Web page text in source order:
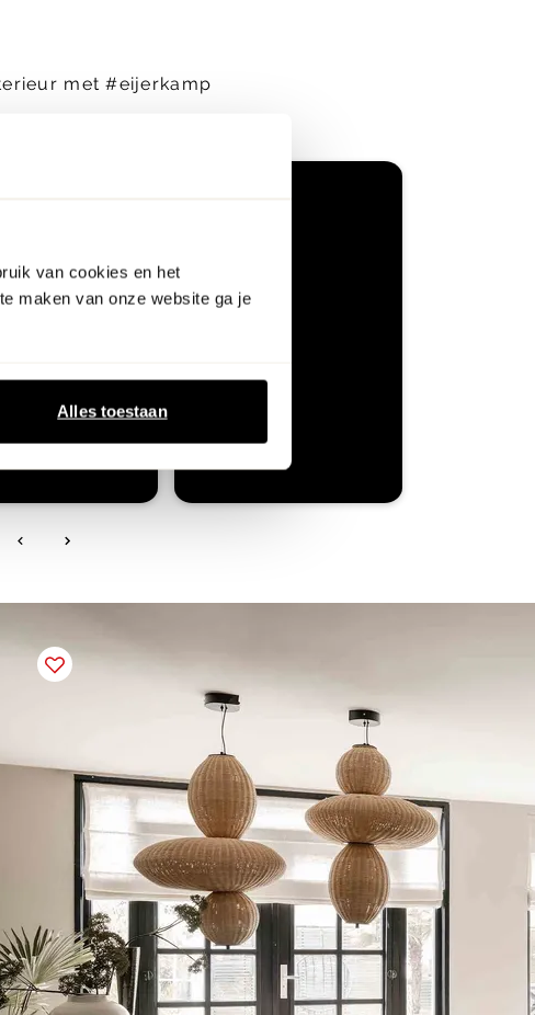
van cookies en het
maken van onze website ga je
Alles toestaan
met #eijerkamp